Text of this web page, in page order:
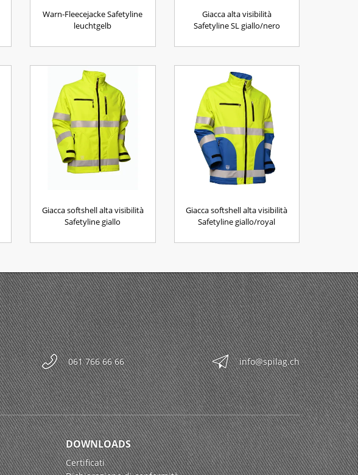
Warn-Fleecejacke Safetyline
leuchtgelb
Giacca alta visibilità
Safetyline SL giallo/nero
Giacca softshell alta visibilità
Safetyline giallo
Giacca softshell alta visibilità
Safetyline giallo/royal
061 766 66 66 info@spilag.ch
DOWNLOADS
Certificati